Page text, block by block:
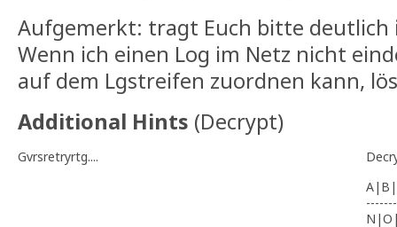
Aufgemerkt: tragt Euch bitte deutlich
Wenn ich einen Log im Netz nicht
auf dem Lgstreifen zuordnen kann,
Additional Hints (Decrypt)
Gvrsretryrtg....